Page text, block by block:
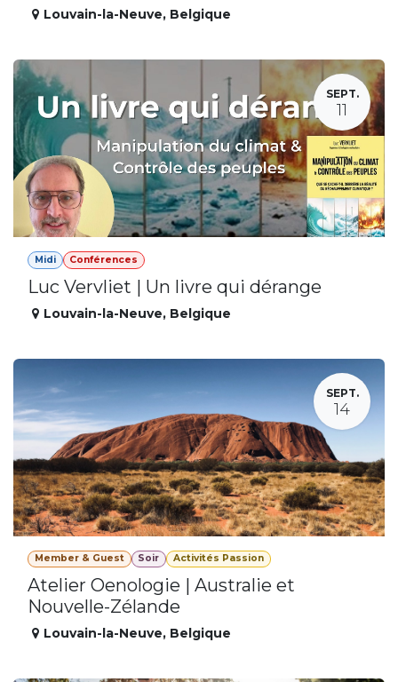
Louvain-la-Neuve, Belgique
SEPT.
11
Midi Conférences
Luc Vervliet | Un livre qui dérange
Louvain-la-Neuve, Belgique
SEPT.
14
Member & Guest Soir Activités Passion
Atelier Oenologie | Australie et
Nouvelle-Zélande
Louvain-la-Neuve, Belgique